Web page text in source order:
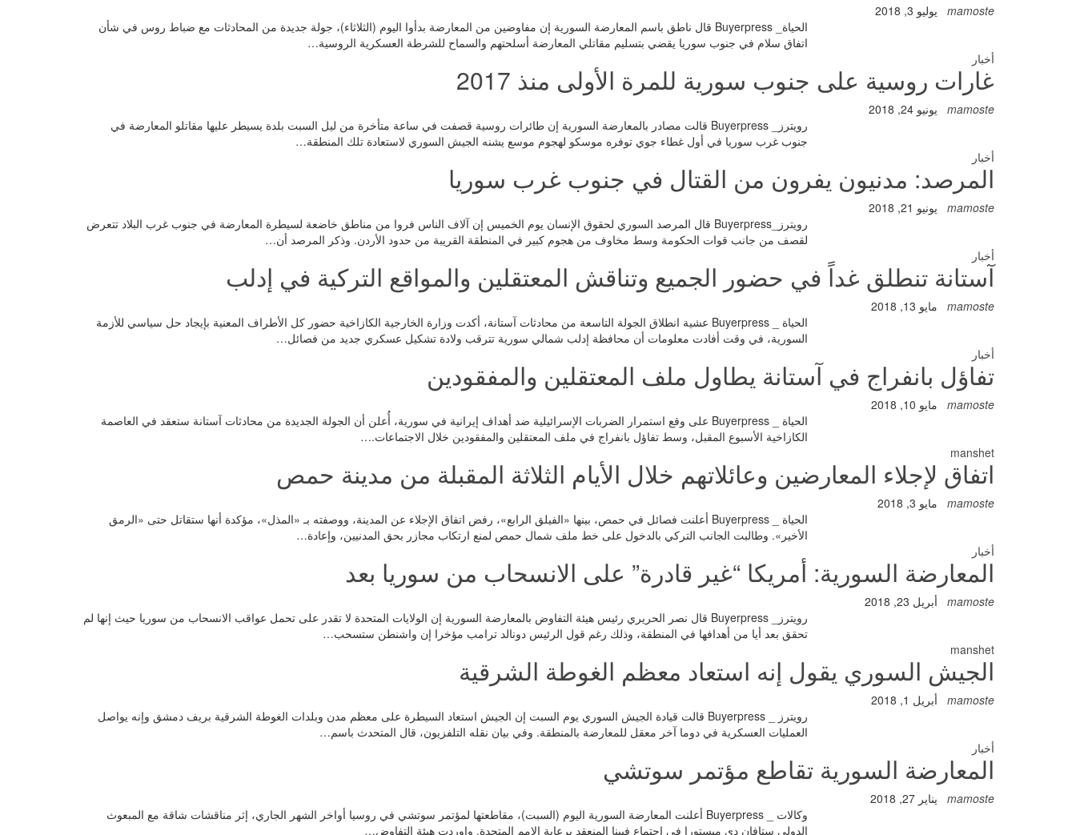
mamoste
يوليو 3, 2018
الحياة_ Buyerpress قال ناطق باسم المعارضة السورية إن مفاوضين من المعارضة بدأوا اليوم (الثلاثاء)، جولة جديدة من المحادثات مع ضباط روس في شأن
اتفاق سلام في جنوب سوريا يقضي بتسليم مقاتلي المعارضة أسلحتهم والسماح للشرطة العسكرية الروسية…
أخبار
غارات روسية على جنوب سورية للمرة الأولى منذ 2017
mamoste
يونيو 24, 2018
رويترز_ Buyerpress قالت مصادر بالمعارضة السورية إن طائرات روسية قصفت في ساعة متأخرة من ليل السبت بلدة يسيطر عليها مقاتلو المعارضة في
جنوب غرب سوريا في أول غطاء جوي توفره موسكو لهجوم موسع يشنه الجيش السوري لاستعادة تلك المنطقة…
أخبار
المرصد: مدنيون يفرون من القتال في جنوب غرب سوريا
mamoste
يونيو 21, 2018
رويترز_Buyerpress قال المرصد السوري لحقوق الإنسان يوم الخميس إن آلاف الناس فروا من مناطق خاضعة لسيطرة المعارضة في جنوب غرب البلاد تتعرض
لقصف من جانب قوات الحكومة وسط مخاوف من هجوم كبير في المنطقة القريبة من حدود الأردن. وذكر المرصد أن…
أخبار
آستانة تنطلق غداً في حضور الجميع وتناقش المعتقلين والمواقع التركية في إدلب
mamoste
مايو 13, 2018
الحياة _ Buyerpress عشية انطلاق الجولة التاسعة من محادثات آستانة، أكدت وزارة الخارجية الكازاخية حضور كل الأطراف المعنية بإيجاد حل سياسي للأزمة
السورية، في وقت أفادت معلومات أن محافظة إدلب شمالي سورية تترقب ولادة تشكيل عسكري جديد من فصائل…
أخبار
تفاؤل بانفراج في آستانة يطاول ملف المعتقلين والمفقودين
mamoste
مايو 10, 2018
الحياة _ Buyerpress على وقع استمرار الضربات الإسرائيلية ضد أهداف إيرانية في سورية، أُعلن أن الجولة الجديدة من محادثات آستانة ستعقد في العاصمة
الكازاخية الأسبوع المقبل، وسط تفاؤل بانفراج في ملف المعتقلين والمفقودين خلال الاجتماعات.…
manshet
اتفاق لإجلاء المعارضين وعائلاتهم خلال الأيام الثلاثة المقبلة من مدينة حمص
mamoste
مايو 3, 2018
الحياة _ Buyerpress أعلنت فصائل في حمص، بينها «الفيلق الرابع»، رفض اتفاق الإجلاء عن المدينة، ووصفته بـ «المذل»، مؤكدة أنها ستقاتل حتى «الرمق
الأخير». وطالبت الجانب التركي بالدخول على خط ملف شمال حمص لمنع ارتكاب مجازر بحق المدنيين، وإعادة…
أخبار
المعارضة السورية: أمريكا “غير قادرة” على الانسحاب من سوريا بعد
mamoste
أبريل 23, 2018
رويترز_ Buyerpress قال نصر الحريري رئيس هيئة التفاوض بالمعارضة السورية إن الولايات المتحدة لا تقدر على تحمل عواقب الانسحاب من سوريا حيث إنها لم
تحقق بعد أيا من أهدافها في المنطقة، وذلك رغم قول الرئيس دونالد ترامب مؤخرا إن واشنطن ستسحب…
manshet
الجيش السوري يقول إنه استعاد معظم الغوطة الشرقية
mamoste
أبريل 1, 2018
رويترز _ Buyerpress قالت قيادة الجيش السوري يوم السبت إن الجيش استعاد السيطرة على معظم مدن وبلدات الغوطة الشرقية بريف دمشق وإنه يواصل
العمليات العسكرية في دوما آخر معقل للمعارضة بالمنطقة. وفي بيان نقله التلفزيون، قال المتحدث باسم…
أخبار
المعارضة السورية تقاطع مؤتمر سوتشي
mamoste
يناير 27, 2018
وكالات _ Buyerpress أعلنت المعارضة السورية اليوم (السبت)، مقاطعتها لمؤتمر سوتشي في روسيا أواخر الشهر الجاري، إثر مناقشات شاقة مع المبعوث
الدولي ستافان دي ميستورا في اجتماع فيينا المنعقد برعاية الامم المتحدة. واوردت هيئة التفاوض…